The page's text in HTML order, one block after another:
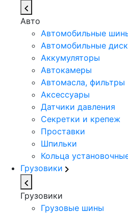
Авто
Автомобильные
Автомобильные
Аккумуляторы
Автокамеры
Автомасла, фильтры
Аксессуары
Датчики давления
Секретки и крепеж
Проставки
Шпильки
Кольца
Грузовики
Грузовики
Грузовые шины